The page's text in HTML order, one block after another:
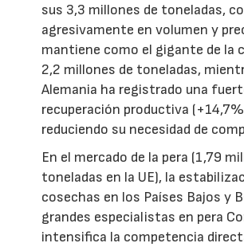
sus 3,3 millones de toneladas,
agresivamente en volumen y
mantiene como el gigante de la
2,2 millones de toneladas,
Alemania ha registrado una
recuperación productiva
reduciendo su necesidad de
En el mercado de la pera (1,79
toneladas en la UE), la
cosechas en los Países Bajos y
grandes especialistas en pera
intensifica la competencia